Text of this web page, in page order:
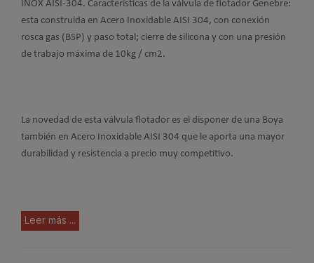
INOX AISI-304. Características de la válvula de flotador Genebre:
esta construida en Acero Inoxidable AISI 304, con conexión
rosca gas (BSP) y paso total; cierre de silicona y con una presión
de trabajo máxima de 10kg / cm2.
La novedad de esta válvula flotador es el disponer de una Boya
también en Acero Inoxidable AISI 304 que le aporta una mayor
durabilidad y resistencia a precio muy competitivo.
Leer más ...